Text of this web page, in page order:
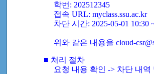
학번: 202512345
접속 URL: myclass.ssu.ac.kr
차단 시간: 2025-05-01 10:30
위와 같은 내용을 cloud-
■ 처리 절차
요청 내용 확인 -> 차단 내